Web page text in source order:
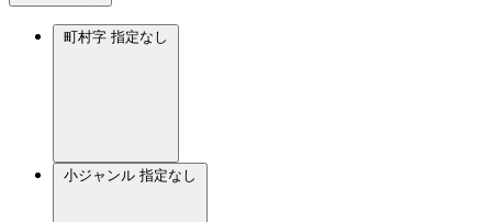
町村字 指定なし
小ジャンル 指定なし